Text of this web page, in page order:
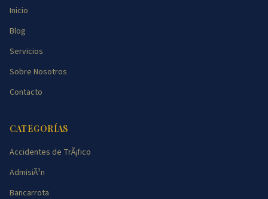
Inicio
Blog
Servicios
Sobre Nosotros
Contacto
CATEGORÍAS
Accidentes de TrÃ¡fico
AdmisiÃ³n
Bancarrota